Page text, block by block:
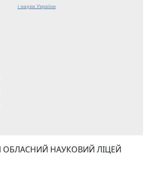
і науки України
ОБЛАСНИЙ НАУКОВИЙ ЛІЦЕЙ